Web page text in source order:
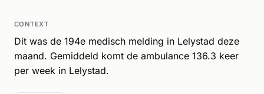
CONTEXT
Dit was de 194e medisch melding in Lelystad deze
maand. Gemiddeld komt de ambulance 136.3 keer
per week in Lelystad.